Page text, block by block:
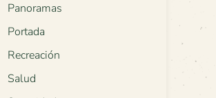
Panoramas
Portada
Recreación
Salud